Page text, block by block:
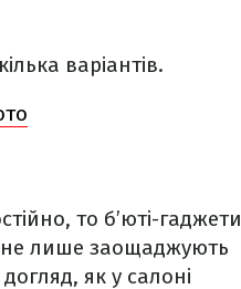
варіантів.
то б’юті-гаджети
не лише заощаджують
як у салоні